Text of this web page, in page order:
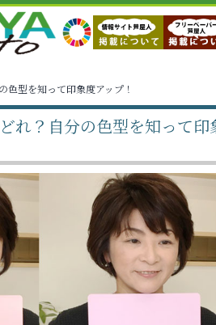
色型を知って印象度アップ！
れ？自分の色型を知って印